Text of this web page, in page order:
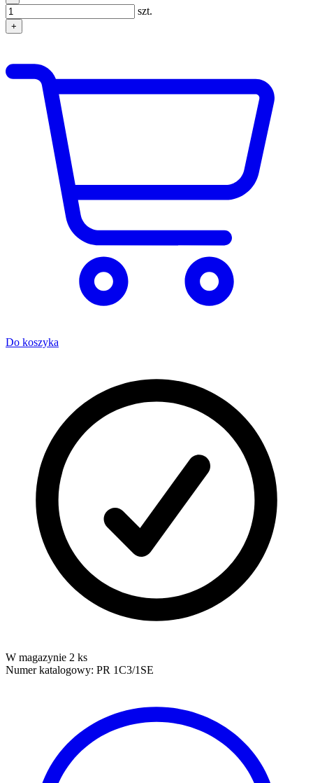
szt.
+
Do koszyka
W magazynie 2 ks
Numer katalogowy: PR 1C3/1SE